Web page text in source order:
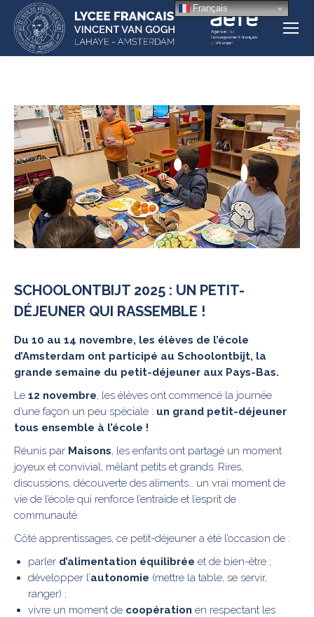
SCHOOLONTBIJT 2025 : UN PETIT-
DÉJEUNER QUI RASSEMBLE !
Du 10 au 14 novembre, les élèves de l’école
d’Amsterdam ont participé au Schoolontbijt, la
grande semaine du petit-déjeuner aux Pays-Bas.
Le 12 novembre, les élèves ont commencé la journée
d’une façon un peu spéciale : un grand petit-déjeuner
tous ensemble à l’école !
Réunis par Maisons, les enfants ont partagé un moment
joyeux et convivial, mêlant petits et grands. Rires,
discussions, découverte des aliments… un vrai moment de
vie de l’école qui renforce l’entraide et l’esprit de
communauté.
Côté apprentissages, ce petit-déjeuner a été l’occasion de :
parler d’alimentation équilibrée et de bien-être ;
développer l’autonomie (mettre la table, se servir,
ranger) ;
vivre un moment de coopération en respectant les
Français